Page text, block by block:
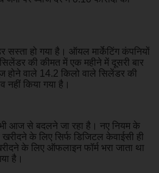
हो गया है। ऑयल मार्केटिंग कंपनियों
की कीमत में एक महीने में दूसरी बार
होने वाले 14.2 किलो वाले सिलेंडर की
नहीं किया गया है।
भी आज से बदलने जा रहा है। नए नियम के
के लिए सिर्फ डिजिटल केवाईसी ही
के लिए ऑफलाइन फॉर्म भरा जाता था
है।